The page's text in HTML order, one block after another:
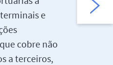
e
cobre não
a terceiros,
com a